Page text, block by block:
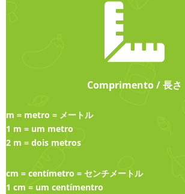

Comprimento / 長さ
m = metro = メートル
1 m = um metro
2 m = dois metros
cm = centímetro = センチメートル
1 cm = um centímentro